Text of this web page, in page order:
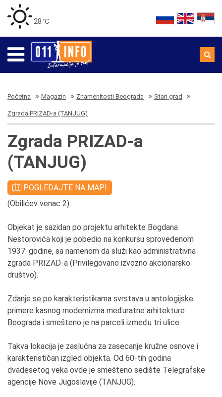
28 ℃
Početna Magazin Znamenitosti Beograda Stari grad
Zgrada PRIZAD-a (TANJUG)
Zgrada PRIZAD-a
(TANJUG)
POGLEDAJTE NA MAPI
(Obilićev venac 2)
Objekat je sazidan po projektu arhitekte Bogdana
Nestorovića koji je pobedio na konkursu sprovedenom
1937. godine, sa namenom da služi kao administrativna
zgrada PRIZAD-a (Privilegovano izvozno akcionarsko
društvo).
Zdanje se po karakteristikama svrstava u antologijske
primere kasnog modernizma međuratne arhitekture
Beograda i smešteno je na parceli između tri ulice.
Takva lokacija je zaslućna za zasecanje kružne osnove i
karakterističan izgled objekta. Od 60-tih godina
dvadesetog veka ovde je smešteno sedište Telegrafske
agencije Nove Jugoslavije (TANJUG).